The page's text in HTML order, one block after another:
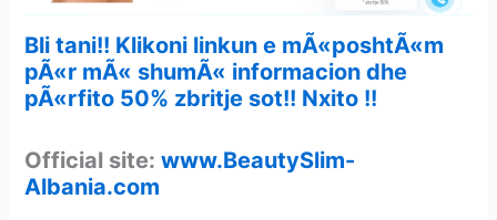
Bli tani!! Klikoni linkun e mÃ«poshtÃ«m
pÃ«r mÃ« shumÃ« informacion dhe
pÃ«rfito 50% zbritje sot!! Nxito !!
Official site:www.BeautySlim-
Albania.com